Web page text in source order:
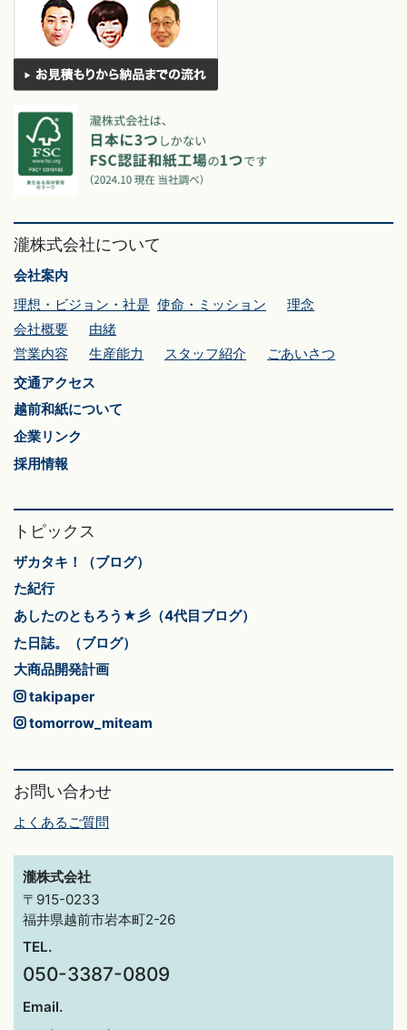
瀧株式会社について
会社案内
理想・ビジョン・社是 使命・ミッション
理念
会社概要
由緒
営業内容
生産能力 スタッフ紹介
ごあいさつ
交通アクセス
越前和紙について
企業リンク
採用情報
トピックス
ザカタキ！（ブログ）
た紀行
あしたのともろう★彡（4代目ブログ）
た日誌。（ブログ）
大商品開発計画
takipaper
tomorrow_miteam
お問い合わせ
よくあるご質問
瀧株式会社
〒915-0233
福井県越前市岩本町2-26
TEL.
050-3387-0809
Email.